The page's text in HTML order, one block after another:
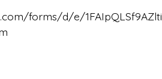
forms/d/e/